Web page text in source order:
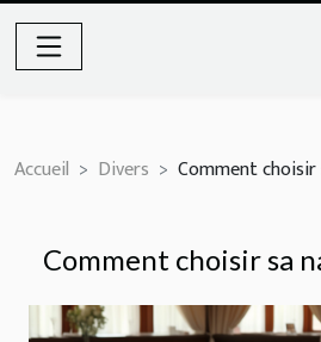
Accueil Divers Comment choisir
Comment choisir sa